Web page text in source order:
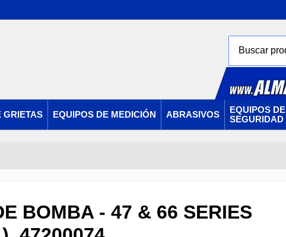
GRIETAS EQUIPOS DE MEDICIÓN ABRASIVOS
EQUIPOS DE
SEGURIDAD
BOMBA - 47 & 66 SERIES